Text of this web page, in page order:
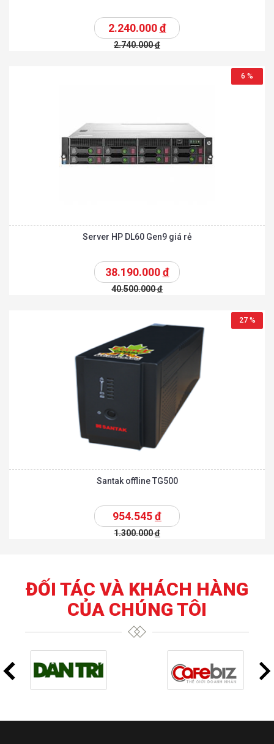
2.240.000đ
2.740.000đ
6 %
Server HP DL60 Gen9 giá rẻ
38.190.000đ
40.500.000đ
27 %
Santak offline TG500
954.545đ
1.300.000đ
ĐỐI TÁC VÀ KHÁCH HÀNG
CỦA CHÚNG TÔI